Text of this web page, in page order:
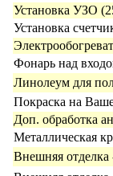
Установка УЗО
Установка
Фонарь над
Линолеум для
Покраска на
Доп. обработка
Металлическая
Внешняя отделка